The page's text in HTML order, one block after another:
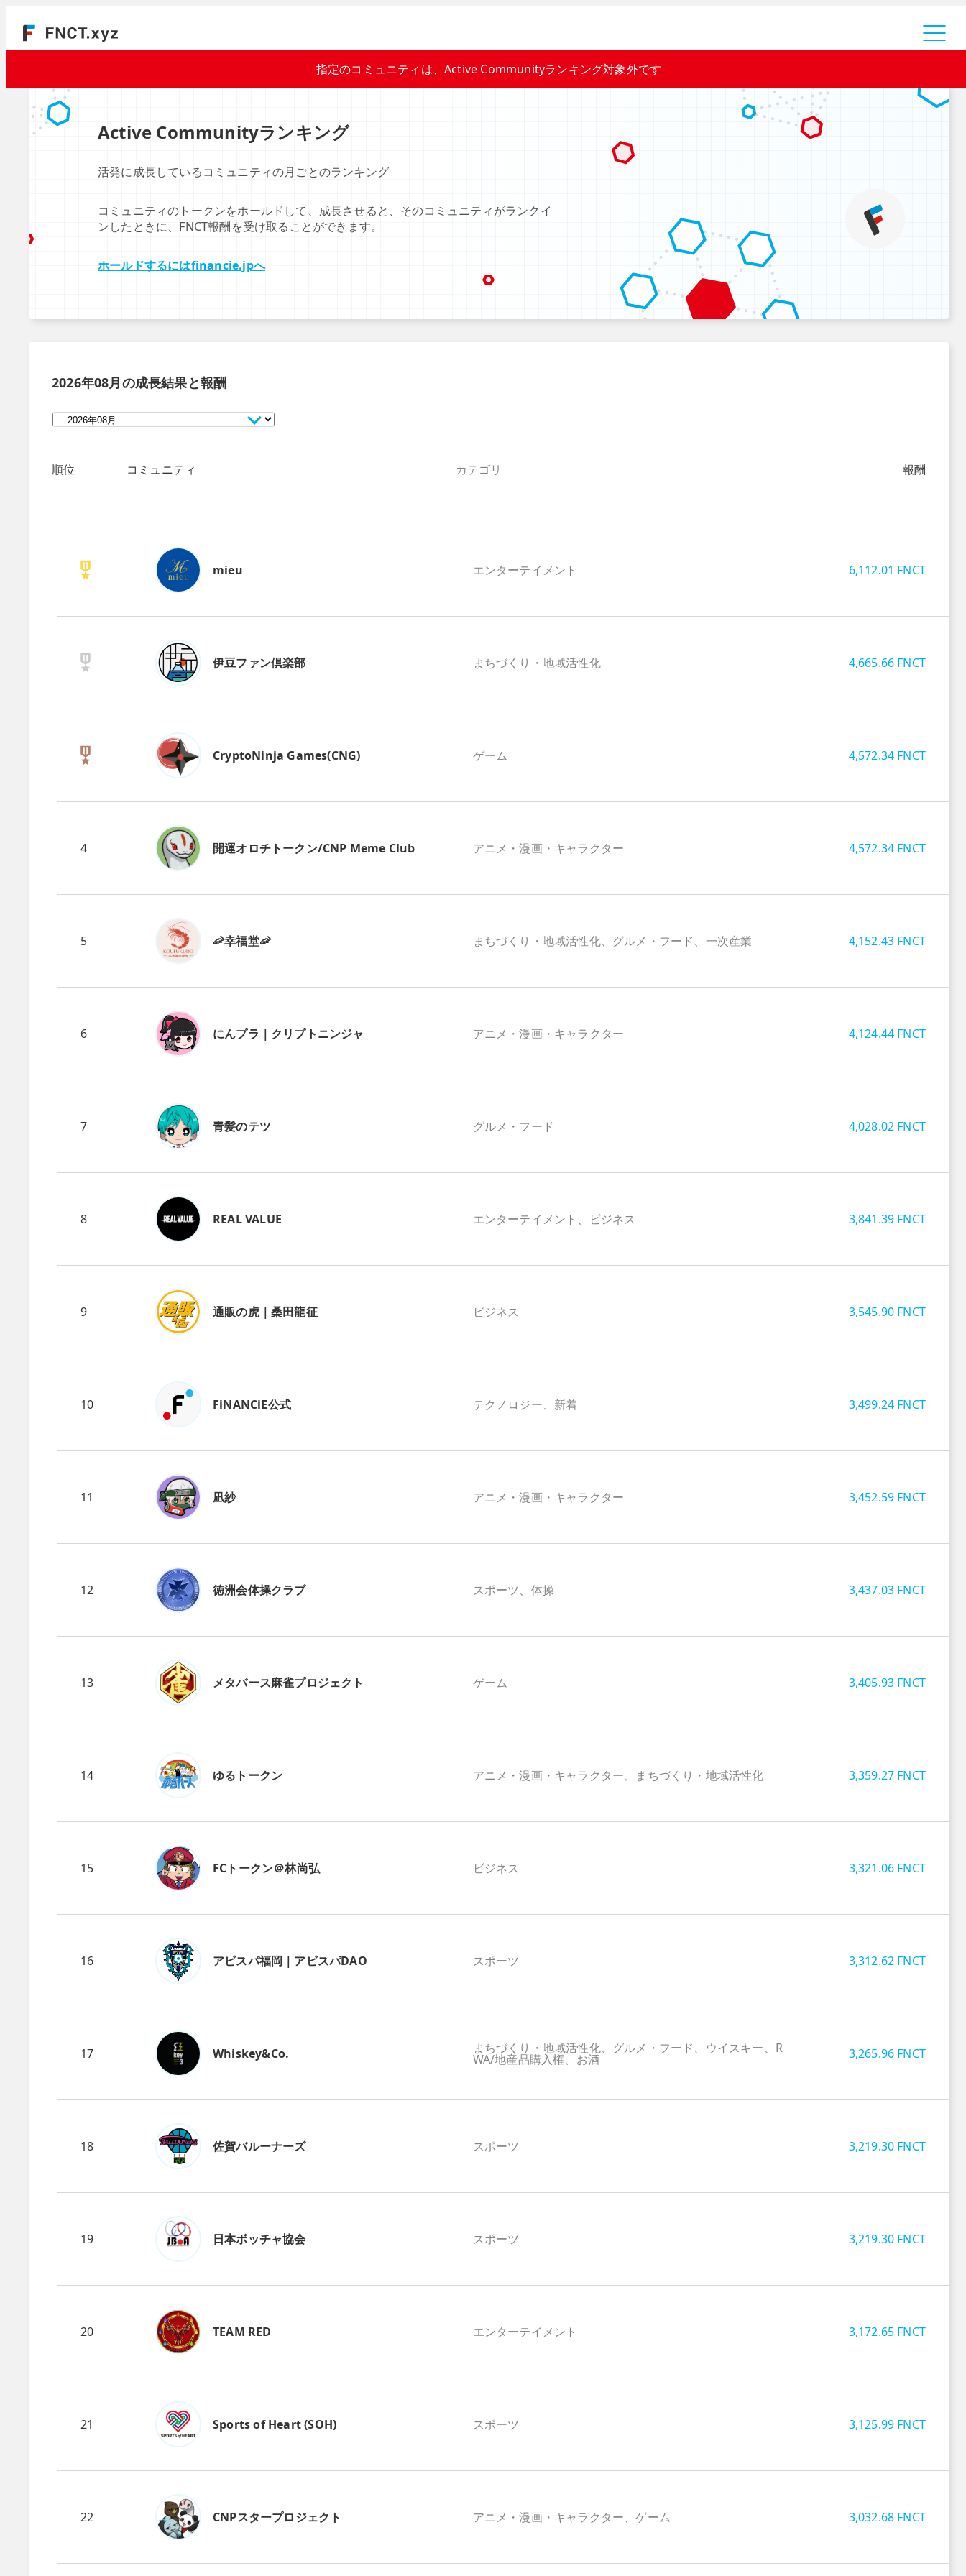
指定のコミュニティは、Active Communityランキング対象外です
Active Communityランキング
活発に成長しているコミュニティの月ごとのランキング
コミュニティのトークンをホールドして、成長させると、そのコミュニティがランクイ
ンしたときに、FNCT報酬を受け取ることができます。
ホールドするにはfinancie.jpへ
2026年08月の成長結果と報酬
順位 コミュニティ カテゴリ 報酬
mieu エンターテイメント 6,112.01 FNCT
伊豆ファン倶楽部 まちづくり・地域活性化 4,665.66 FNCT
CryptoNinja Games(CNG) ゲーム 4,572.34 FNCT
4 開運オロチトークン/CNP Meme Club アニメ・漫画・キャラクター 4,572.34 FNCT
5 🦐幸福堂🦐 まちづくり・地域活性化、グルメ・フード、一次産業 4,152.43 FNCT
6 にんプラ｜クリプトニンジャ アニメ・漫画・キャラクター 4,124.44 FNCT
7 青髪のテツ グルメ・フード 4,028.02 FNCT
8 REAL VALUE エンターテイメント、ビジネス 3,841.39 FNCT
9 通販の虎｜桑田龍征 ビジネス 3,545.90 FNCT
10 FiNANCiE公式 テクノロジー、新着 3,499.24 FNCT
11 凪紗 アニメ・漫画・キャラクター 3,452.59 FNCT
12 徳洲会体操クラブ スポーツ、体操 3,437.03 FNCT
13 メタバース麻雀プロジェクト ゲーム 3,405.93 FNCT
14 ゆるトークン アニメ・漫画・キャラクター、まちづくり・地域活性化 3,359.27 FNCT
15 FCトークン＠林尚弘 ビジネス 3,321.06 FNCT
16 アビスパ福岡｜アビスパDAO スポーツ 3,312.62 FNCT
17 Whiskey&Co. まちづくり・地域活性化、グルメ・フード、ウイスキー、R
WA/地産品購入権、お酒 3,265.96 FNCT
18 佐賀バルーナーズ スポーツ 3,219.30 FNCT
19 日本ボッチャ協会 スポーツ 3,219.30 FNCT
20 TEAM RED エンターテイメント 3,172.65 FNCT
21 Sports of Heart (SOH) スポーツ 3,125.99 FNCT
22 CNPスタープロジェクト アニメ・漫画・キャラクター、ゲーム 3,032.68 FNCT